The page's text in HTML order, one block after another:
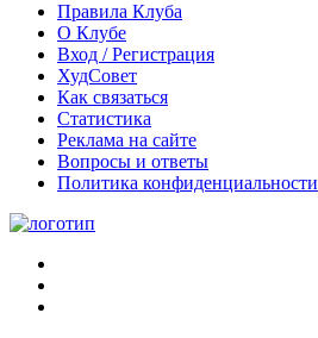
Правила Клуба
О Клубе
Вход / Регистрация
ХудСовет
Как связаться
Статистика
Реклама на сайте
Вопросы и ответы
Политика конфиденциальности